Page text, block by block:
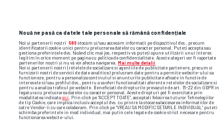
Nouă ne pasă ca datele tale personale să rămână confidențiale
Noi și partenerii noștri 589 stocăm și/sau accesăm informații pe dispozitivul dvs., precum
identificatorii cookie unici pentru prelucrarea datelor cu caracter personal. Puteți accepta sau
gestiona preferințele dvs. făcând clic mai jos, respectiv vă puteți opune utilizării unui interes
legitim în orice moment pe pagina cu politica de confidențialitate. Aceste alegeri vor fi raportate
partenerilor noștri și nu vă vor afecta navigarea. Mai multe detalii
Noi si partenerii nostri (retelele de socializare si agentiile de publicitate partenere, precum si
furnizorii nostri de servicii de date analitice) prelucram date pentru a permite website-ului sa
functioneze, pentru a personaliza continutul si anunturile publicitare afisate in functie de
interesele si/sau profilul dvs., pentru a va oferi functionalitati aferente retelelor de socializare si
pentru a analiza traficul pe website. Beneficiati de drepturile prevazute de art. 15-22 din GDPR in
legatura cu prelucrarea datelor cu caracter personal. Aceste drepturi pot fi exercitate prin
modalitatea indicataaici
. Prin click pe “ACCEPT TOATE”, acceptati folosirea tuturor Tehnologiilor
de tip Cookie, care implica inclusiv acceptul dvs. cu privire la stocarea/accesarea informatiilor de
catre Vendor-ii cu care colaboram. Prin click pe “VREAU SA MODIFIC SETARILE INDIVIDUAL” puteti
schimba preferintele in mod individual, mai putin cele legate de cookie strict necesare pentru
functionarea website-ului.